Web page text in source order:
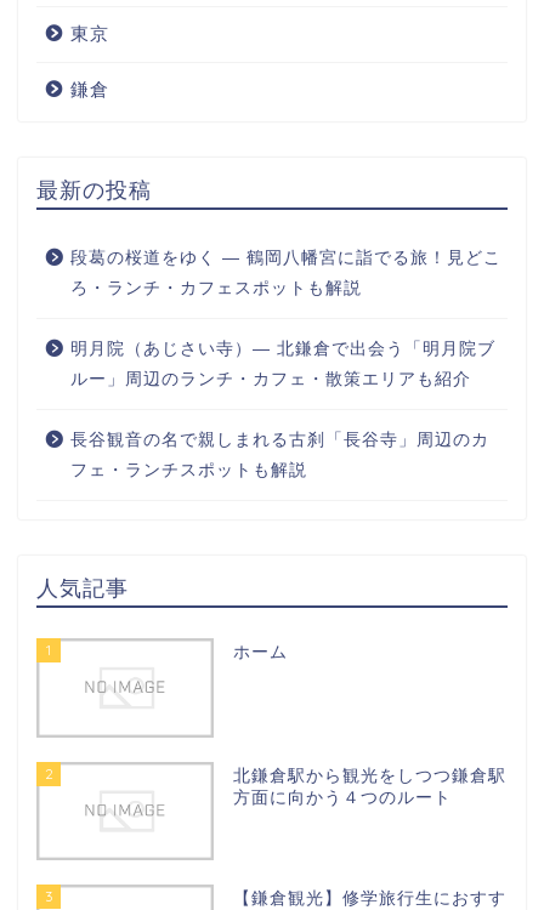
東京
鎌倉
最新の投稿
段葛の桜道をゆく ― 鶴岡八幡宮に詣でる旅！見どこ
ろ・ランチ・カフェスポットも解説
明月院（あじさい寺）― 北鎌倉で出会う「明月院ブ
ルー」周辺のランチ・カフェ・散策エリアも紹介
長谷観音の名で親しまれる古刹「長谷寺」周辺のカ
フェ・ランチスポットも解説
人気記事
1 ホーム
2
北鎌倉駅から観光をしつつ鎌倉駅
方面に向かう４つのルート
3
【鎌倉観光】修学旅行生におすす